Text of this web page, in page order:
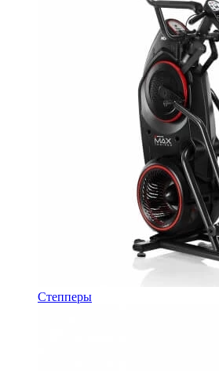
Степперы